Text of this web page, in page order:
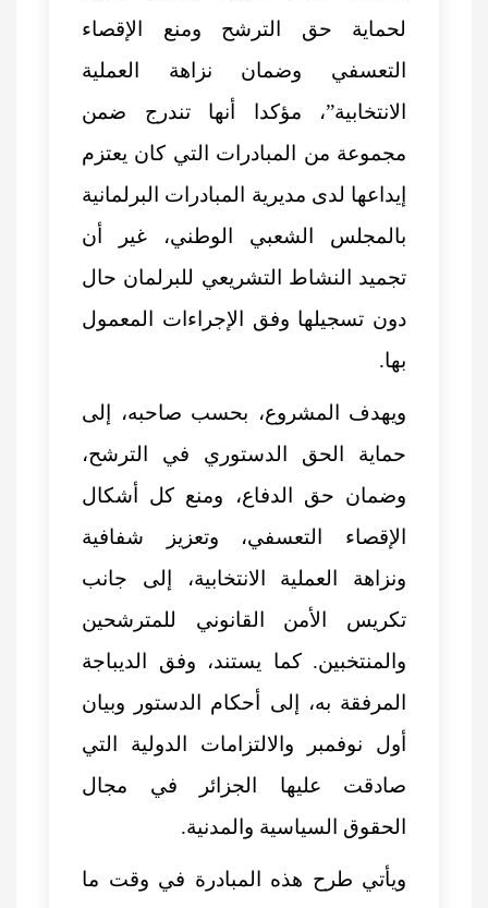
لحماية حق الترشح ومنع الإقصاء
التعسفي وضمان نزاهة العملية
الانتخابية”، مؤكدا أنها تندرج ضمن
مجموعة من المبادرات التي كان يعتزم
إيداعها لدى مديرية المبادرات البرلمانية
بالمجلس الشعبي الوطني، غير أن
تجميد النشاط التشريعي للبرلمان حال
دون تسجيلها وفق الإجراءات المعمول
بها.
ويهدف المشروع، بحسب صاحبه، إلى
حماية الحق الدستوري في الترشح،
وضمان حق الدفاع، ومنع كل أشكال
الإقصاء التعسفي، وتعزيز شفافية
ونزاهة العملية الانتخابية، إلى جانب
تكريس الأمن القانوني للمترشحين
والمنتخبين. كما يستند، وفق الديباجة
المرفقة به، إلى أحكام الدستور وبيان
أول نوفمبر والالتزامات الدولية التي
صادقت عليها الجزائر في مجال
الحقوق السياسية والمدنية.
ويأتي طرح هذه المبادرة في وقت ما